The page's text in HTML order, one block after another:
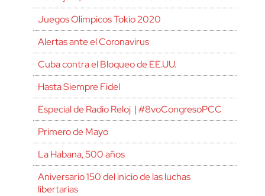
Juegos Olímpicos Tokio 2020
Alertas ante el Coronavirus
Cuba contra el Bloqueo de EE.UU.
Hasta Siempre Fidel
Especial de Radio Reloj | #8voCongresoPCC
Primero de Mayo
La Habana, 500 años
Aniversario 150 del inicio de las luchas
libertarias